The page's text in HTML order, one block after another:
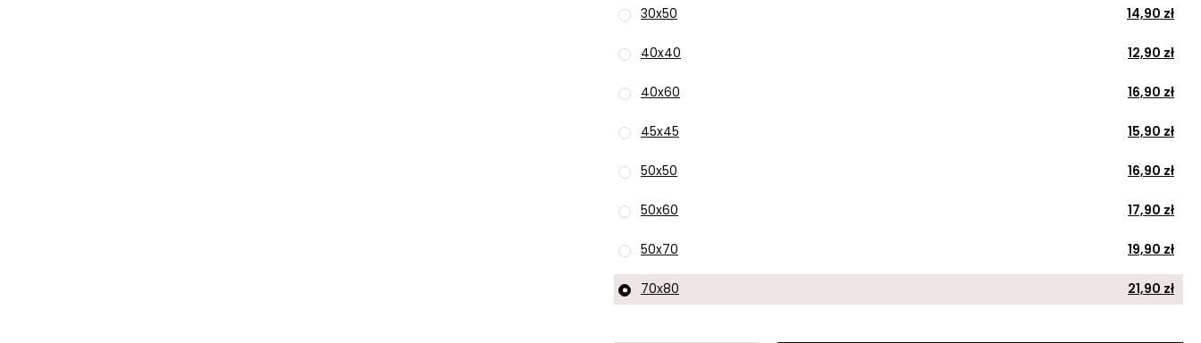
30x50 14,90 zł
40x40 12,90 zł
40x60 16,90 zł
45x45 15,90 zł
50x50 16,90 zł
50x60 17,90 zł
50x70 19,90 zł
70x80 21,90 zł